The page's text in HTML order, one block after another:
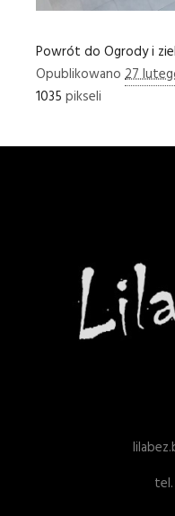
Powrót do Ogrody i
Opublikowano 27
1035 pikseli